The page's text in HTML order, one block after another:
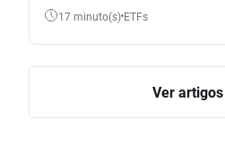
global
17 minuto(s) ETFs
Ver artigos